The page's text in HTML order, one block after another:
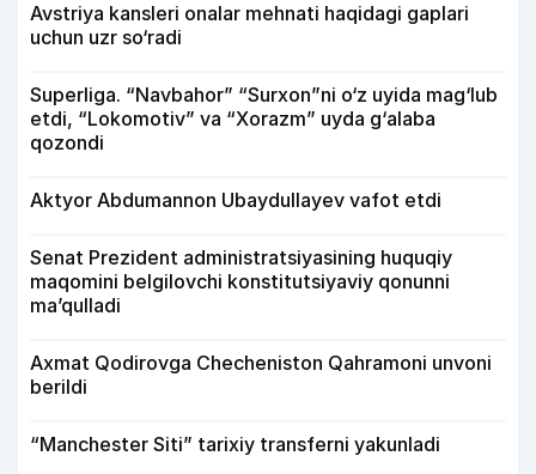
Avstriya kansleri onalar mehnati haqidagi gaplari
uchun uzr so‘radi
Superliga. “Navbahor” “Surxon”ni o‘z uyida mag‘lub
etdi, “Lokomotiv” va “Xorazm” uyda g‘alaba
qozondi
Aktyor Abdu­mannon Ubaydullayev vafot etdi
Senat Prezident administratsiyasining huquqiy
maqomini belgilovchi konstitutsiyaviy qonunni
ma’qulladi
Axmat Qodirovga Checheniston Qahramoni unvoni
berildi
“Manchester Siti” tarixiy transferni yakunladi